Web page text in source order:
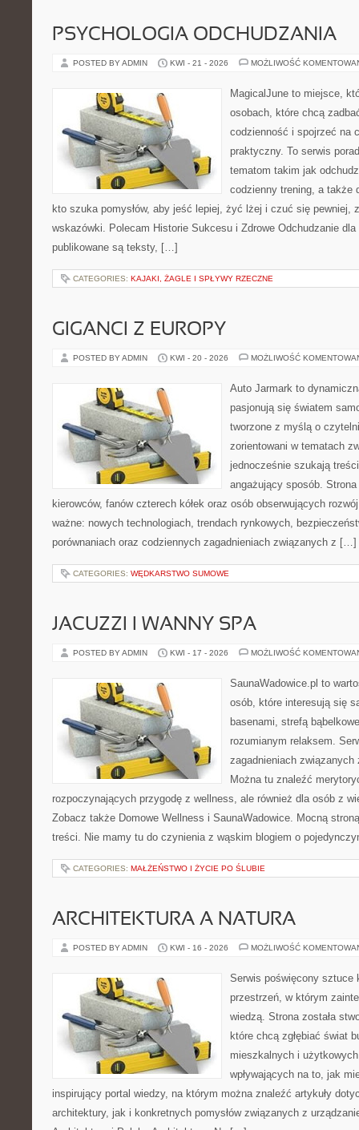
PSYCHOLOGIA ODCHUDZANIA
POSTED BY ADMIN KWI - 21 - 2026 MOŻLIWOŚĆ
MagicalJune to miejsce,
osobach, które chcą
codzienność i spojrzeć na
praktyczny. To serwis
tematom takim jak
codzienny trening, a także
kto szuka pomysłów, aby jeść lepiej, żyć lżej i czuć się pewniej,
wskazówki. Polecam Historie Sukcesu i Zdrowe Odchudzanie
publikowane są teksty, […]
CATEGORIES: KAJAKI, ŻAGLE I SPŁYWY RZECZNE
GIGANCI Z EUROPY
POSTED BY ADMIN KWI - 20 - 2026 MOŻLIWOŚĆ
Auto Jarmark to
pasjonują się światem
tworzone z myślą o
zorientowani w tematach
jednocześnie szukają
angażujący sposób.
kierowców, fanów czterech kółek oraz osób obserwujących
ważne: nowych technologiach, trendach rynkowych,
porównaniach oraz codziennych zagadnieniach związanych z […]
CATEGORIES: WĘDKARSTWO SUMOWE
JACUZZI I WANNY SPA
POSTED BY ADMIN KWI - 17 - 2026 MOŻLIWOŚĆ
SaunaWadowice.pl to
osób, które interesują się
basenami, strefą
rozumianym relaksem.
zagadnieniach
Można tu znaleźć
rozpoczynających przygodę z wellness, ale również dla osób z
Zobacz także Domowe Wellness i SaunaWadowice. Mocną
treści. Nie mamy tu do czynienia z wąskim blogiem o
CATEGORIES: MAŁŻEŃSTWO I ŻYCIE PO ŚLUBIE
ARCHITEKTURA A NATURA
POSTED BY ADMIN KWI - 16 - 2026 MOŻLIWOŚĆ
Serwis poświęcony sztuce
przestrzeń, w którym
wiedzą. Strona została
które chcą zgłębiać świat
mieszkalnych i
wpływających na to, jak
inspirujący portal wiedzy, na którym można znaleźć artykuły
architektury, jak i konkretnych pomysłów związanych z